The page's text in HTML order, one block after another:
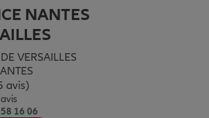
NANTES
VERSAILLES
4.8 sur 5
avis)
16 06